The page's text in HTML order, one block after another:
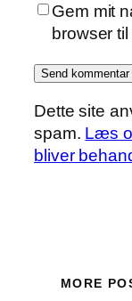
Gem mit
browser
Dette site
spam. Læs
bliver
MORE